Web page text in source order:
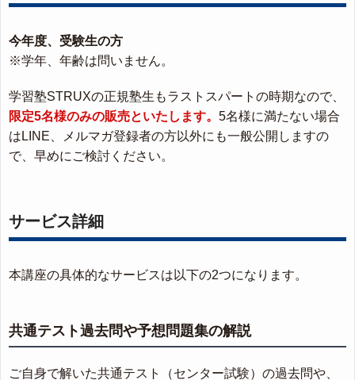
今年度、受験生の方
※学年、年齢は問いません。
学習塾STRUXの正規塾生もラストスパートの時期なので、
限定5名様のみの販売といたします。 5名様に満たない場合
はLINE、メルマガ登録者の方以外にも一般公開しますの
で、早めにご検討ください。
サービス詳細
本講座の具体的なサービスは以下の2つになります。
共通テスト過去問や予想問題集の解説
ご自身で解いた共通テスト（センター試験）の過去問や、